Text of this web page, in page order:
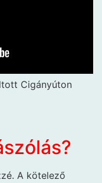
Cigányúton
A kötelező